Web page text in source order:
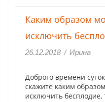
Каким образом
исключить
26.12.2018 / Ирина
Доброго времени
скажите каким
исключить